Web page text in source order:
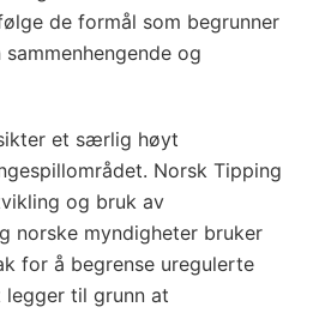
de formål som begrunner
og
et særlig høyt
Norsk Tipping
og bruk av
norske myndigheter bruker
for å begrense uregulerte
til grunn at